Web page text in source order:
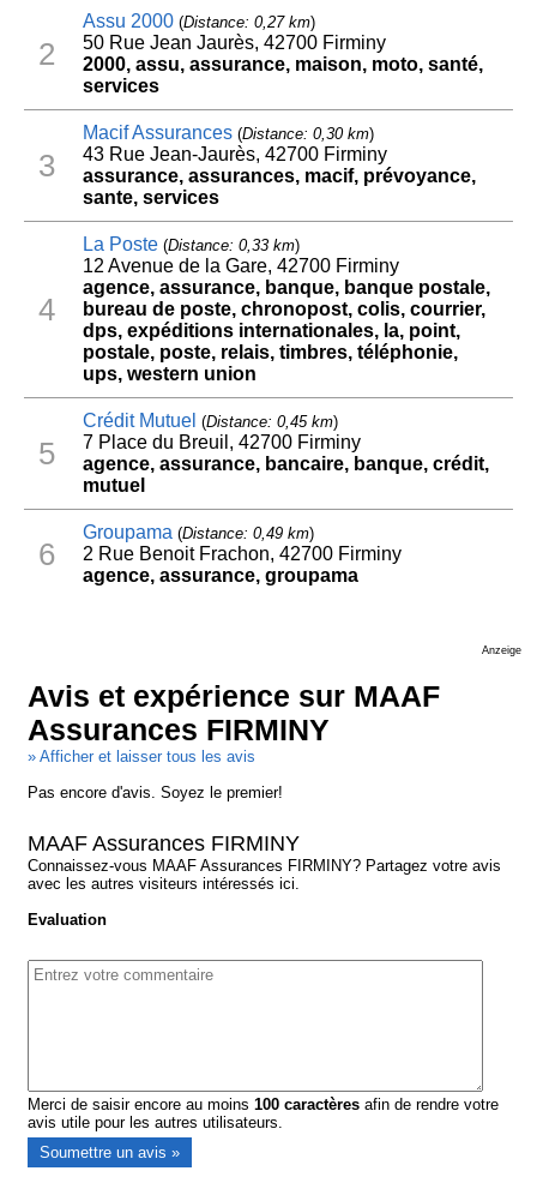
2
Assu 2000(Distance: 0,27 km)
50 Rue Jean Jaurès, 42700 Firminy
2000, assu, assurance, maison, moto, santé,
services
3
Macif Assurances(Distance: 0,30 km)
43 Rue Jean-Jaurès, 42700 Firminy
assurance, assurances, macif, prévoyance,
sante, services
4
La Poste(Distance: 0,33 km)
12 Avenue de la Gare, 42700 Firminy
agence, assurance, banque, banque postale,
bureau de poste, chronopost, colis, courrier,
dps, expéditions internationales, la, point,
postale, poste, relais, timbres, téléphonie,
ups, western union
5
Crédit Mutuel (Distance: 0,45 km)
7 Place du Breuil, 42700 Firminy
agence, assurance, bancaire, banque, crédit,
mutuel
6
Groupama(Distance: 0,49 km)
2 Rue Benoit Frachon, 42700 Firminy
agence, assurance, groupama
Anzeige
Avis et expérience sur MAAF
Assurances FIRMINY
» Afficher et laisser tous les avis
Pas encore d'avis. Soyez le premier!
MAAF Assurances FIRMINY
Connaissez-vous MAAF Assurances FIRMINY? Partagez votre avis
avec les autres visiteurs intéressés ici.
Evaluation
Merci de saisir encore au moins100 caractères afin de rendre votre
avis utile pour les autres utilisateurs.